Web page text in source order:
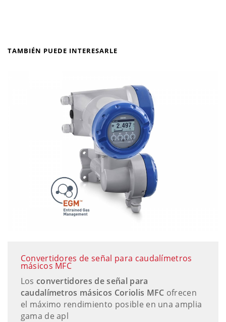
TAMBIÉN PUEDE INTERESARLE
Convertidores de señal para caudalímetros
másicos MFC
Los convertidores de señal para
caudalímetros másicos Coriolis MFC ofrecen
el máximo rendimiento posible en una amplia
gama de apl